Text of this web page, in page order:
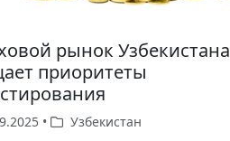
рынок Узбекистана
приоритеты
• Узбекистан